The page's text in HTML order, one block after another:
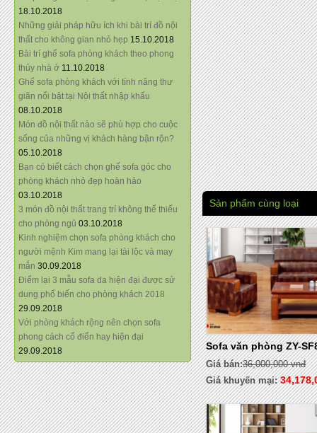
18.10.2018
Những giải pháp hữu ích khi bài trí đồ nội
thất cho không gian nhỏ hẹp 15.10.2018
Bài trí ghế sofa phòng khách theo phong
thủy nhà ở 11.10.2018
Ghế sofa phòng khách với tính năng thư
giãn nổi bật tại Nội thất nhập khẩu
08.10.2018
Món đồ nội thất nào sẽ phù hợp cho cuộc
sống của những vị khách hàng bận rộn?
05.10.2018
Bạn có biết cách chọn ghế sofa góc cho
phòng khách nhỏ đẹp hoàn hảo
03.10.2018
3 món đồ nội thất trang trí không thể thiếu
cho phòng ngủ 03.10.2018
Kinh nghiệm chọn sofa phòng khách cho
người mệnh Kim mang lại tài lộc và may
mắn 30.09.2018
Điểm lại 3 mẫu sofa da hiện đại được sử
dụng phổ biến cho phòng khách 2018
29.09.2018
Với phòng khách rộng nên chọn sofa
phong cách cổ điển hay hiện đại
29.09.2018
Sản phẩm cùng loại
Sofa văn phòng ZY-
Giá bán:36,000,000 vnđ
Giá khuyến mại: